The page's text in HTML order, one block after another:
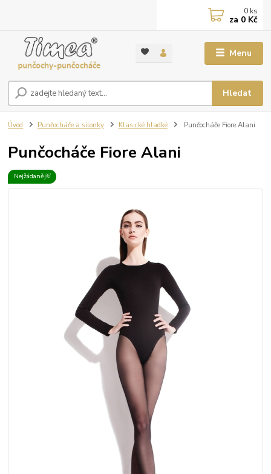
Menu
Hledat
0 ks
za 0 Kč
Úvod Punčocháče a silonky Klasické hladké Punčocháče Fiore Alani
Punčocháče Fiore Alani
Nejžádanější